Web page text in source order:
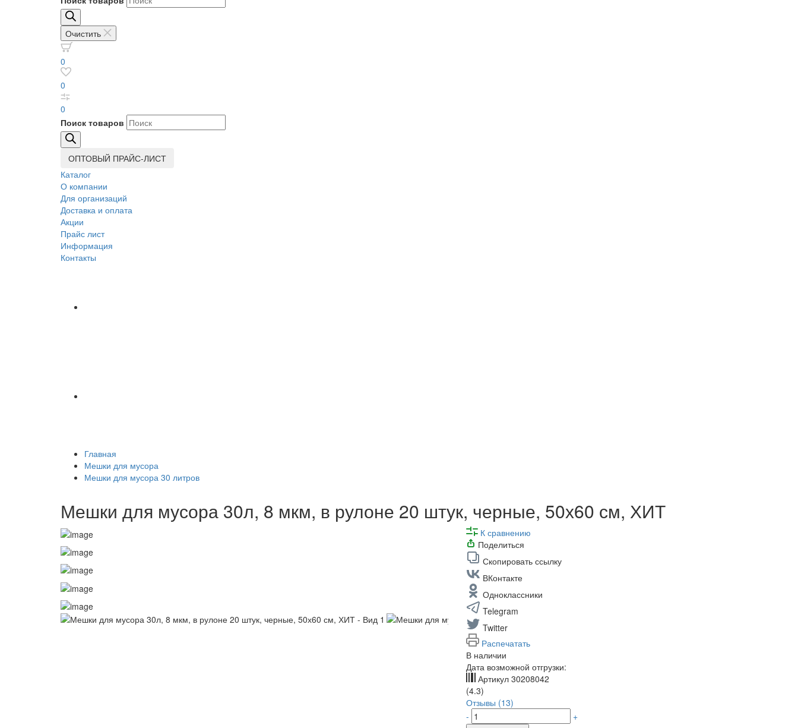
Очистить
0
0
0
Поиск товаров
ОПТОВЫЙ ПРАЙС-ЛИСТ
Каталог
О компании
Для организаций
Доставка и оплата
Акции
Прайс лист
Информация
Контакты
Главная
Мешки для мусора
Мешки для мусора 30 литров
Мешки для мусора 30л, 8 мкм, в рулоне 20 штук, черные, 50х60 см, ХИТ
К сравнению
Поделиться
Скопировать ссылку
ВКонтакте
Одноклассники
Telegram
Twitter
Распечатать
В наличии
Дата возможной отгрузки:
Артикул 30208042
(4.3)
Отзывы (13)
-
+